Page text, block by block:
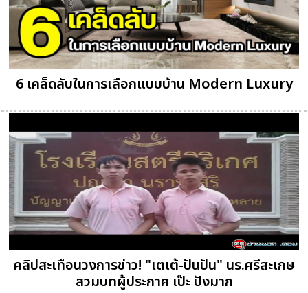
6 เคล็ดลับในการเลือกแบบบ้าน Modern Luxury
คลิปสะเทือนวงการข่าว! "เตเต้-ปันปัน" นร.ศรีสะเกษ
สวมบทผู้ประกาศ เป๊ะ ปังมาก